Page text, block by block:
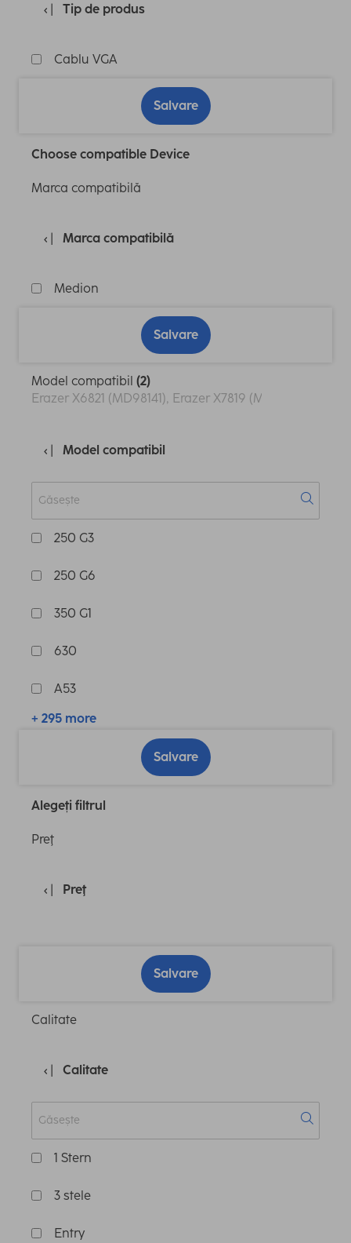
Tip de produs
Cablu VGA
Salvare
Choose compatible Device
Marca compatibilă
Marca compatibilă
Medion
Salvare
Model compatibil (2)
Erazer X6821 (MD98141), Erazer X7819 (MD98257)
Model compatibil
250 G3
250 G6
350 G1
630
A53
+ 295 more
Salvare
Alegeți filtrul
Preţ
Preţ
Salvare
Calitate
Calitate
1 Stern
3 stele
Entry